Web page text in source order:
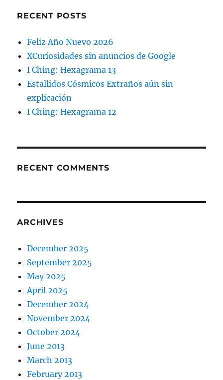
RECENT POSTS
Feliz Año Nuevo 2026
XCuriosidades sin anuncios de Google
I Ching: Hexagrama 13
Estallidos Cósmicos Extraños aún sin
explicación
I Ching: Hexagrama 12
RECENT COMMENTS
ARCHIVES
December 2025
September 2025
May 2025
April 2025
December 2024
November 2024
October 2024
June 2013
March 2013
February 2013